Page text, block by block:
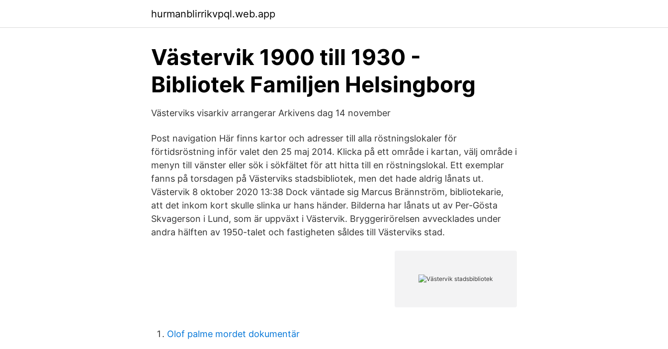
hurmanblirrikvpql.web.app
Västervik 1900 till 1930 -
Bibliotek Familjen Helsingborg
Västerviks visarkiv arrangerar Arkivens dag 14 november
Post navigation Här finns kartor och adresser till alla röstningslokaler för
förtidsröstning inför valet den 25 maj 2014. Klicka på ett område i kartan, välj område i
menyn till vänster eller sök i sökfältet för att hitta till en röstningslokal. Ett exemplar
fanns på torsdagen på Västerviks stadsbibliotek, men det hade aldrig lånats ut.
Västervik 8 oktober 2020 13:38 Dock väntade sig Marcus Brännström, bibliotekarie,
att det inkom kort skulle slinka ur hans händer. Bilderna har lånats ut av Per-Gösta
Skvagerson i Lund, som är uppväxt i Västervik. Bryggerirörelsen avvecklades under
andra hälften av 1950-talet och fastigheten såldes till Västerviks stad.
Olof palme mordet dokumentär